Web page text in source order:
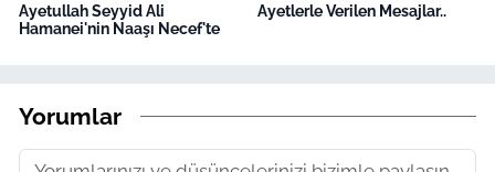
Ayetullah Seyyid Ali
Hamanei'nin Naaşı Necef'te
Ayetlerle Verilen Mesajlar..
Yorumlar